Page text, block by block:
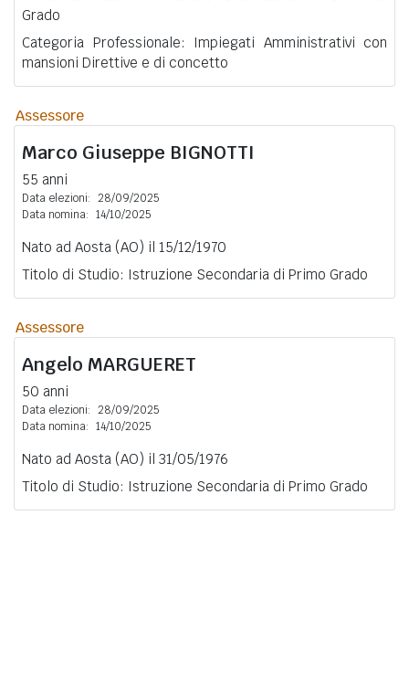
Grado
Categoria Professionale: Impiegati Amministrativi con
mansioni Direttive e di concetto
Assessore
Marco Giuseppe BIGNOTTI
55 anni
Data elezioni: 28/09/2025
Data nomina: 14/10/2025
Nato ad Aosta (AO) il 15/12/1970
Titolo di Studio: Istruzione Secondaria di Primo Grado
Assessore
Angelo MARGUERET
50 anni
Data elezioni: 28/09/2025
Data nomina: 14/10/2025
Nato ad Aosta (AO) il 31/05/1976
Titolo di Studio: Istruzione Secondaria di Primo Grado